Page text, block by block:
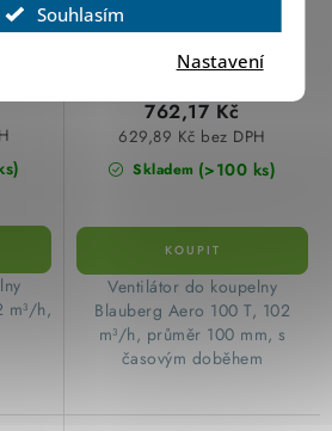
Souhlasím
Nastavení
m³/h,
Skladem (>100 ks)
629,89 Kč bez DPH
762,17 Kč
Ventilátor do koupelny
Blauberg Aero 100 T, 102
m³/h, průměr 100 mm, s
časovým doběhem